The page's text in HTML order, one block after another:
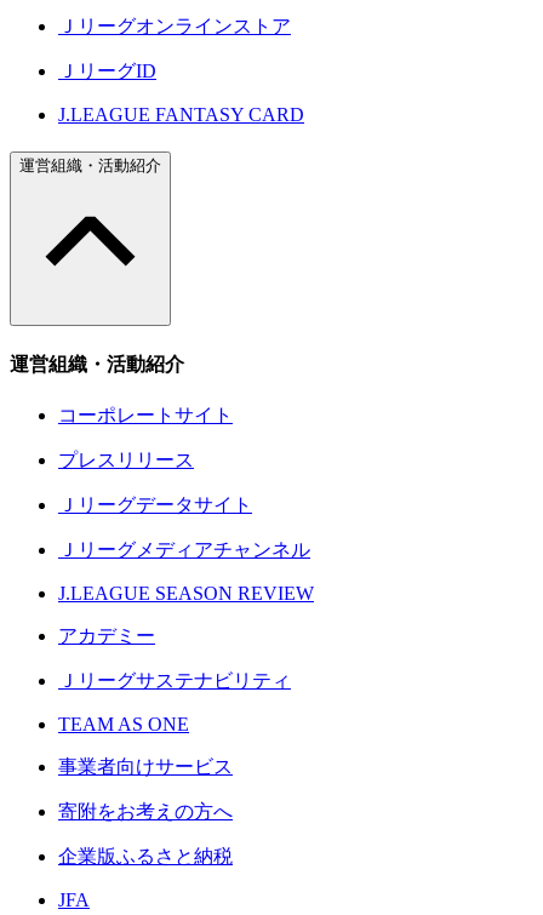
Ｊリーグオンラインストア
ＪリーグID
J.LEAGUE FANTASY CARD
運営組織・活動紹介
運営組織・活動紹介
コーポレートサイト
プレスリリース
Ｊリーグデータサイト
Ｊリーグメディアチャンネル
J.LEAGUE SEASON REVIEW
アカデミー
Ｊリーグサステナビリティ
TEAM AS ONE
事業者向けサービス
寄附をお考えの方へ
企業版ふるさと納税
JFA